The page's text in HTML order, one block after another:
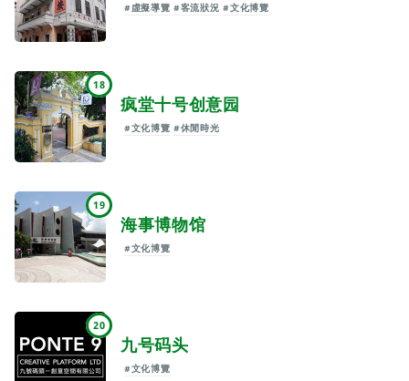
#虛擬導覽 #客流狀況 #文化博覽
18
疯堂十号创意园
#文化博覽 #休閒時光
19
海事博物馆
#文化博覽
20
九号码头
#文化博覽